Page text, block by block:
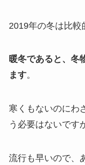
2019年の冬は比較
暖冬であると、冬
ます。
寒くもないのにわ
う必要はないです
流行も早いので、